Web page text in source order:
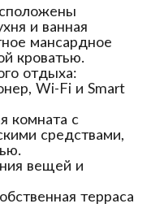
и ванная
мансардное
кроватью.
отдыха:
Wi-Fi и Smart
комната с
средствами,
вещей и
терраса